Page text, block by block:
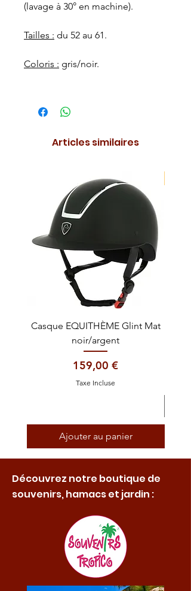
(lavage à 30° en machine).
Tailles : du 52 au 61.
Coloris : gris/noir.
Articles similaires
Casque EQUITHÈME Glint Mat
noir/argent
Prix
159,00 €
Taxe Incluse
Ajouter au panier
Découvrez notre boutique de
souvenirs, hamacs et jardin :